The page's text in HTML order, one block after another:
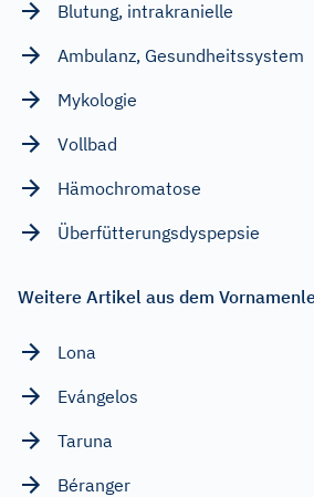
Blutung, intrakranielle
Ambulanz, Gesundheitssystem
Mykologie
Vollbad
Hämochromatose
Überfütterungsdyspepsie
Weitere Artikel aus dem
Lona
Evángelos
Taruna
Béranger